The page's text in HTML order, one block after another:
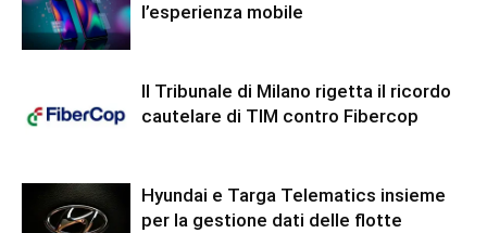
l’esperienza mobile
Il Tribunale di Milano rigetta il ricordo
cautelare di TIM contro Fibercop
Hyundai e Targa Telematics insieme
per la gestione dati delle flotte